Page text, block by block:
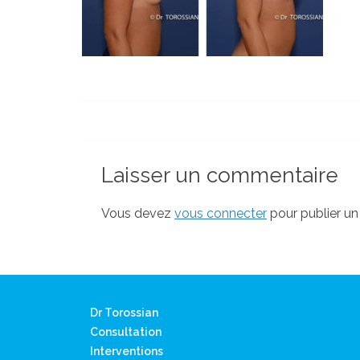
Laisser un commentaire
Vous devez vous connecter pour publier
Dr Torossian
Consultation
Interventions